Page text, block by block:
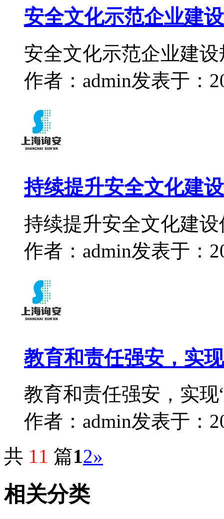
安全文化示范企业建
安全文化示范企业建设
作者：admin发表于：
持续提升安全文化建
持续提升安全文化建
作者：admin发表于：
教育和责任强安，实
教育和责任强安，实现
作者：admin发表于：
共 11 篇12»
相关分类